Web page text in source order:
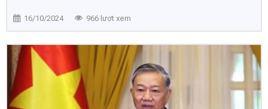
16/10/2024 966 lượt xem